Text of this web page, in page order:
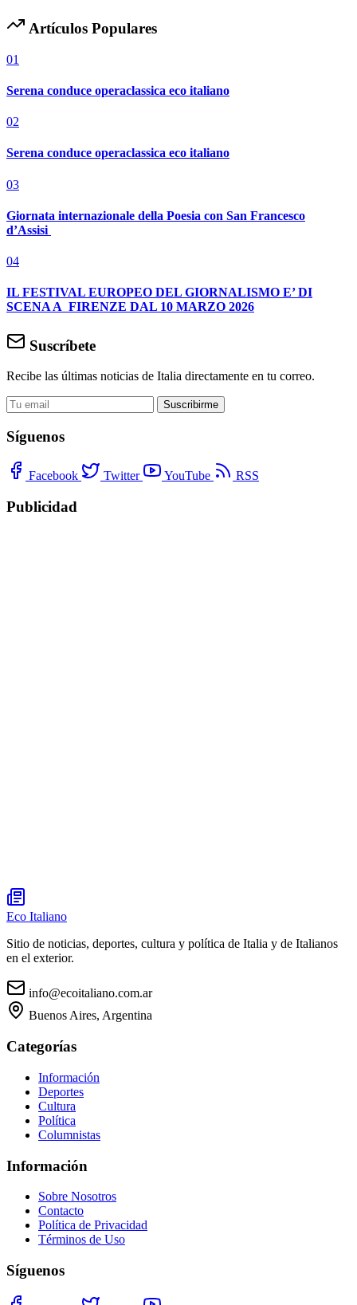
Artículos Populares
01
Serena conduce operaclassica eco italiano
02
Serena conduce operaclassica eco italiano
03
Giornata internazionale della Poesia con San Francesco
d’Assisi
04
IL FESTIVAL EUROPEO DEL GIORNALISMO E’ DI
SCENA A FIRENZE DAL 10 MARZO 2026
Suscríbete
Recibe las últimas noticias de Italia directamente en tu correo.
Suscribirme
Síguenos
Facebook Twitter YouTube RSS
Publicidad
Eco Italiano
Sitio de noticias, deportes, cultura y política de Italia y de Italianos
en el exterior.
info@ecoitaliano.com.ar
Buenos Aires, Argentina
Categorías
Información
Deportes
Cultura
Política
Columnistas
Información
Sobre Nosotros
Contacto
Política de Privacidad
Términos de Uso
Síguenos